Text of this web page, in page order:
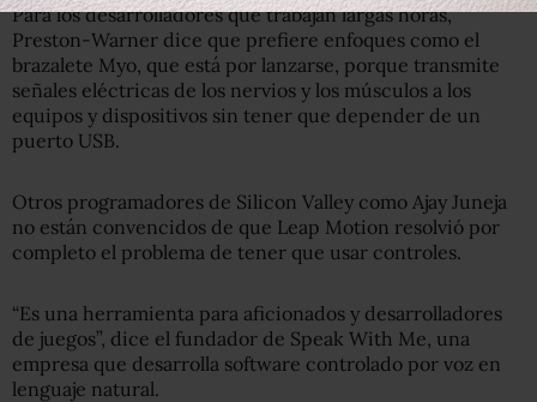
Para los desarrolladores que trabajan largas horas,
Preston-Warner dice que prefiere enfoques como el
brazalete Myo, que está por lanzarse, porque transmite
señales eléctricas de los nervios y los músculos a los
equipos y dispositivos sin tener que depender de un
puerto USB.
Otros programadores de Silicon Valley como Ajay Juneja
no están convencidos de que Leap Motion resolvió por
completo el problema de tener que usar controles.
“Es una herramienta para aficionados y desarrolladores
de juegos”, dice el fundador de Speak With Me, una
empresa que desarrolla software controlado por voz en
lenguaje natural.